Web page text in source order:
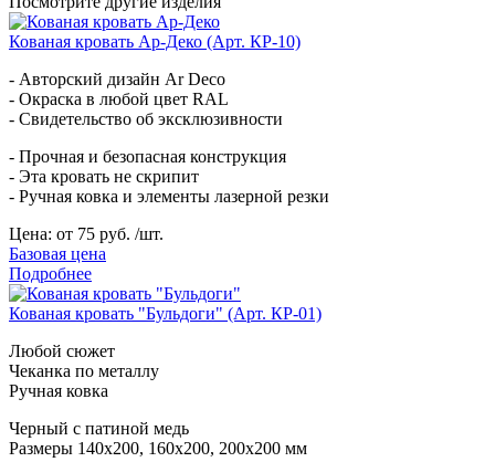
Кованая кровать Ар-Деко (Арт. КР-10)
- Авторский дизайн Ar Deco
- Окраска в любой цвет RAL
- Свидетельство об эксклюзивности
- Прочная и безопасная конструкция
- Эта кровать не скрипит
- Ручная ковка и элементы лазерной резки
Цена: от 75 руб. /шт.
Базовая цена
Подробнее
Кованая кровать "Бульдоги" (Арт. КР-01)
Любой сюжет
Чеканка по металлу
Ручная ковка
Черный с патиной медь
Размеры 140х200, 160х200, 200х200 мм